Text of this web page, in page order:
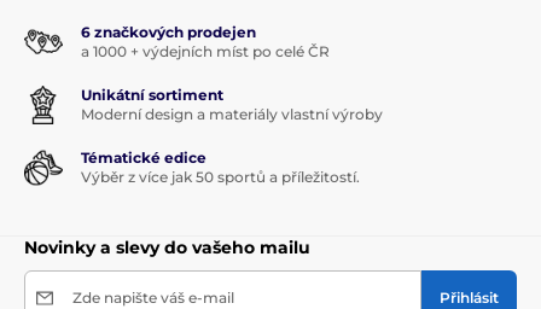
6 značkových prodejen
a 1000 + výdejních míst po celé ČR
Unikátní sortiment
Moderní design a materiály vlastní výroby
Tématické edice
Výběr z více jak 50 sportů a příležitostí.
Novinky a slevy do vašeho mailu
Zde napište váš e-mail Přihlásit